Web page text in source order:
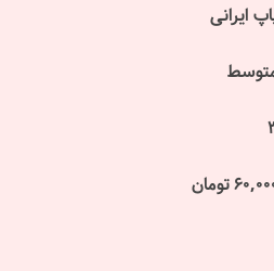
ایرانی
تومان